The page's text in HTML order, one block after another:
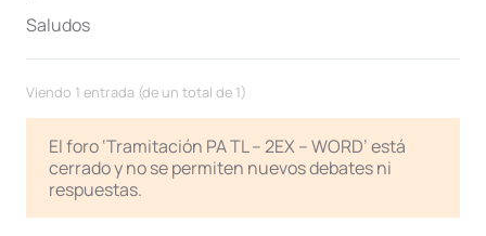
Saludos
Viendo 1 entrada (de un total de 1)
El foro ‘Tramitación PA TL – 2EX – WORD’ está
cerrado y no se permiten nuevos debates ni
respuestas.